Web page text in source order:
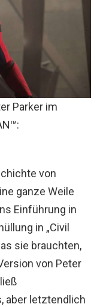
Parker im
von
ganze Weile
Einführung in
in „Civil
sie brauchten,
von Peter
aber letztendlich